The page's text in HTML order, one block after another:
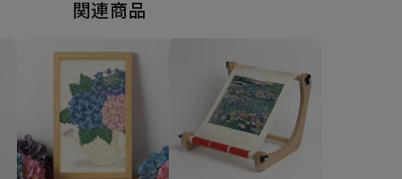
関連商品